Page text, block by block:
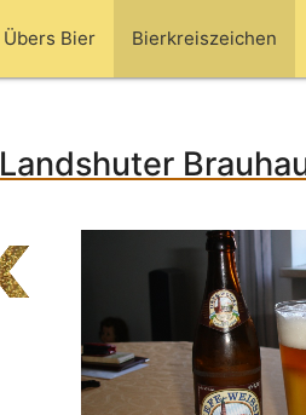
Übers Bier Bierkreiszeichen
Landshuter